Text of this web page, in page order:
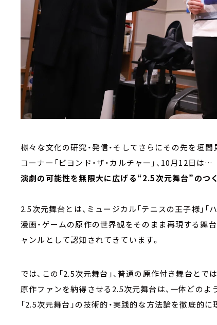
様々な文化の研究・発信・そしてさらにその先を垣
コーナー「ビヨンド・ザ・カルチャー」、10月12日は…
演劇の可能性を無限大に広げる“2.5次元舞台”のつ
2.5次元舞台とは、ミュージカル「テニスの王子様」「ハ
漫画・ゲームの原作の世界観をそのまま再現する舞
ャンルとして認知されてきています。
では、この「2.5次元舞台」、普通の原作付き舞台と
原作ファンを納得させる2.5次元舞台は、一体どのよ
「2.5次元舞台」の技術的・実践的な方法論を徹底的に